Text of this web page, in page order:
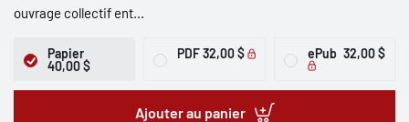
ouvrage collectif ent...
Papier
40,00 $
PDF32,00 $ ePub 32,00 $
Ajouter au panier